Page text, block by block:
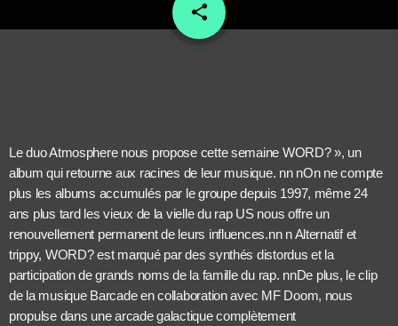
share
email
Le duo Atmosphere nous propose cette semaine WORD? », un
album qui retourne aux racines de leur musique. nn nOn ne compte
plus les albums accumulés par le groupe depuis 1997, même 24
ans plus tard lesvieux de la vielle du rap USnous offre un
renouvellement permanent de leurs influences.nn nAlternatif et
trippy, WORD? est marqué par des synthés distordus et la
participation de grands noms de la famille du rap. nnDe plus, le clip
de la musique Barcade en collaboration avec MF Doom, nous
propulse dans une arcade galactiquecomplètement